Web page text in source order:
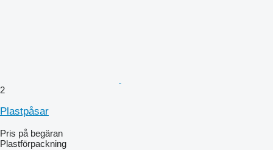
2
Plastpåsar
Pris på begäran
Plastförpackning